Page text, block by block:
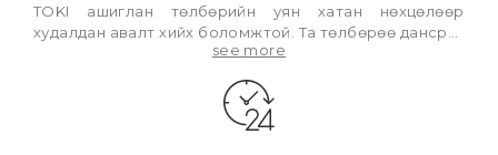
TOKI ашиглан төлбөрийн уян хатан нөхцөлөөр
худалдан авалт хийх боломжтой. Та төлбөрөө дансруу
шилжүүлсэн, qpay уншуулсан тохиолдолд заавал
мартваа Захиалга буцахгүй тул сонголтоо зөв хийнэ үү!
see more